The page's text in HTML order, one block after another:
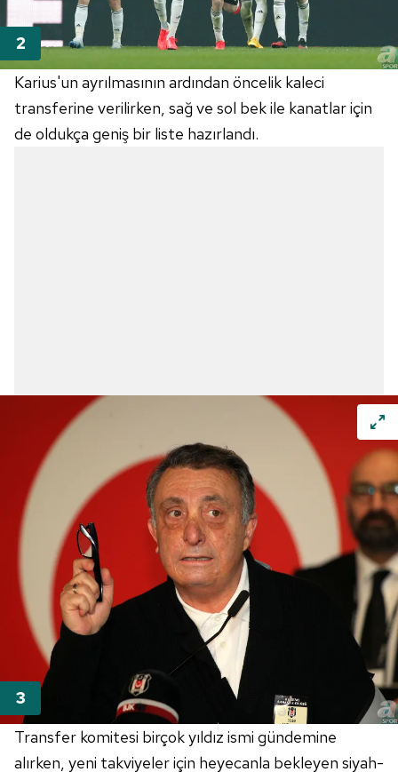
Karius'un ayrılmasının ardından öncelik kaleci
transferine verilirken, sağ ve sol bek ile kanatlar için
de oldukça geniş bir liste hazırlandı.
Transfer komitesi birçok yıldız ismi gündemine
alırken, yeni takviyeler için heyecanla bekleyen siyah-